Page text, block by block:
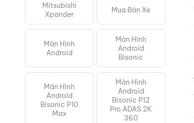
Mitsubishi
Xpander
Mua Bán Xe
Màn Hình
Android
Màn Hình
Android
Bisonic
Màn Hình
Android
Bisonic P10
Max
Màn Hình
Android
Bisonic P12
Pro ADAS 2K
360